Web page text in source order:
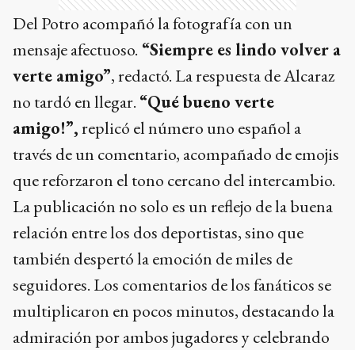
Del Potro acompañó la fotografía con un
mensaje afectuoso. “Siempre es lindo volver a
verte amigo”, redactó. La respuesta de Alcaraz
no tardó en llegar. “Qué bueno verte
amigo!”,replicó el número uno español a
través de un comentario, acompañado de emojis
que reforzaron el tono cercano del intercambio.
La publicación no solo es un reflejo de la buena
relación entre los dos deportistas, sino que
también despertó la emoción de miles de
seguidores. Los comentarios de los fanáticos se
multiplicaron en pocos minutos, destacando la
admiración por ambos jugadores y celebrando